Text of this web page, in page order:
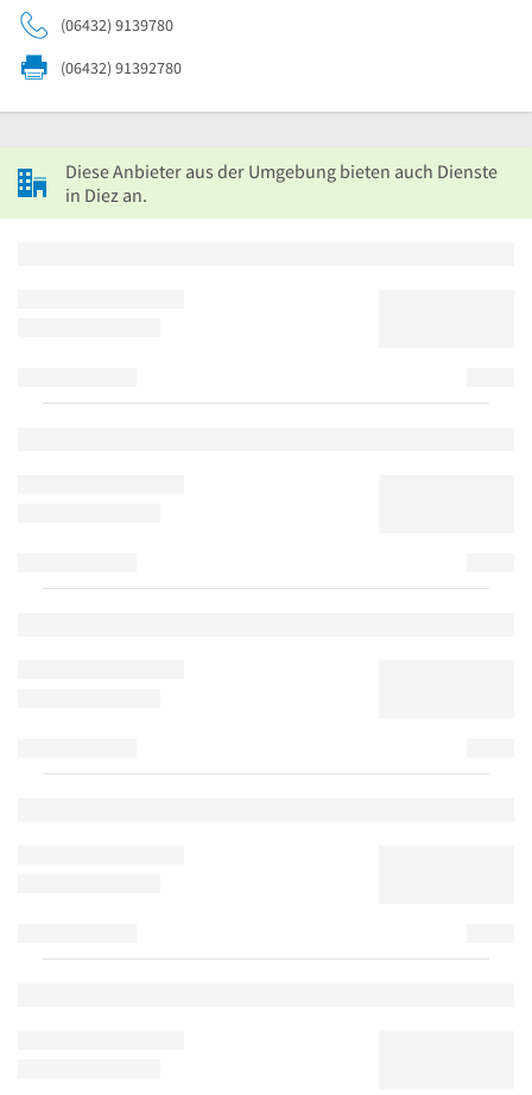
(06432) 9139780
(06432) 91392780
Diese Anbieter aus der Umgebung bieten auch Dienste
in Diez an.